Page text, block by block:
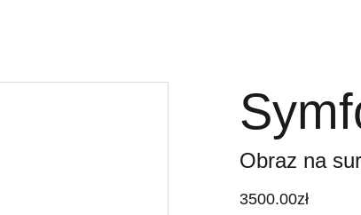
Obraz na
3500.00zł